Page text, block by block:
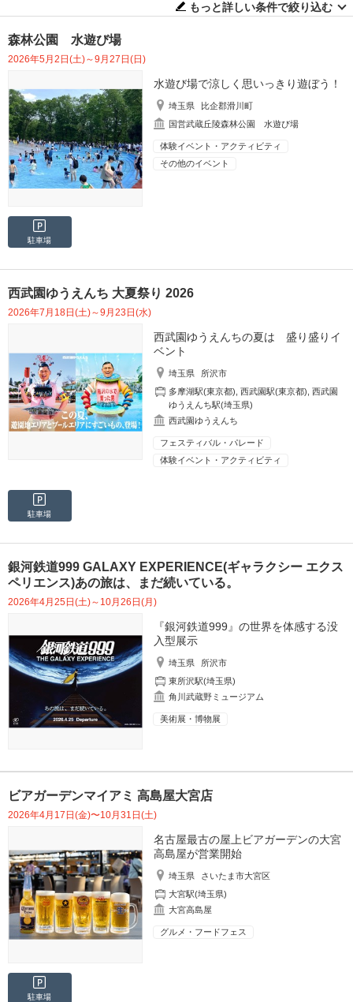
もっと詳しい条件で絞り込む
森林公園 水遊び場
2026年5月2日(土)～9月27日(日)
水遊び場で涼しく思いっきり遊ぼう！
埼玉県
比企郡滑川町
国営武蔵丘陵森林公園 水遊び場
体験イベント・アクティビティ
その他のイベント
駐車場
西武園ゆうえんち 大夏祭り 2026
2026年7月18日(土)～9月23日(水)
西武園ゆうえんちの夏は 盛り盛りイ
ベント
埼玉県
所沢市
多摩湖駅(東京都) ,西武園駅(東京都) ,西武園
ゆうえんち駅(埼玉県)
西武園ゆうえんち
フェスティバル・パレード
体験イベント・アクティビティ
駐車場
銀河鉄道999 GALAXY EXPERIENCE(ギャラクシー エクス
ペリエンス)あの旅は、まだ続いている。
2026年4月25日(土)～10月26日(月)
『銀河鉄道999』の世界を体感する没
入型展示
埼玉県
所沢市
東所沢駅(埼玉県)
角川武蔵野ミュージアム
美術展・博物展
ビアガーデンマイアミ 高島屋大宮店
2026年4月17日(金)〜10月31日(土)
名古屋最古の屋上ビアガーデンの大宮
高島屋が営業開始
埼玉県
さいたま市大宮区
大宮駅(埼玉県)
大宮高島屋
グルメ・フードフェス
駐車場